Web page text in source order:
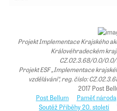
Projekt Implementace Krajského
Královéhradeckém
CZ.02.3.68/0.0/0.0/
Projekt ESF „Implementace
vzdělávání“, reg. číslo:
2017 Post
Post Bellum
Paměť národa
Soutěž Příběhy 20. století